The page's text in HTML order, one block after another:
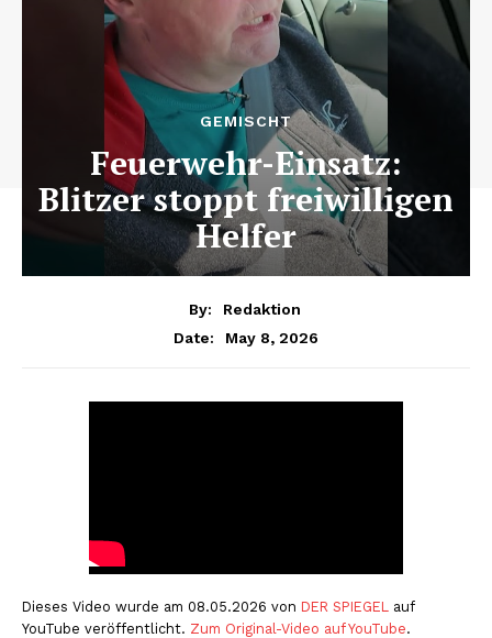
GEMISCHT
Feuerwehr-Einsatz:
Blitzer stoppt freiwilligen
Helfer
By:
Redaktion
Date:
May 8, 2026
Dieses Video wurde am 08.05.2026 von DER SPIEGEL
auf
YouTube veröffentlicht. Zum Original-Video auf YouTube.